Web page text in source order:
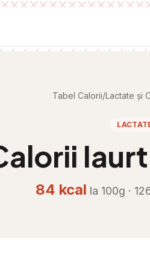
Tabel Calorii/Lactate și
84 kcal la 100g ·